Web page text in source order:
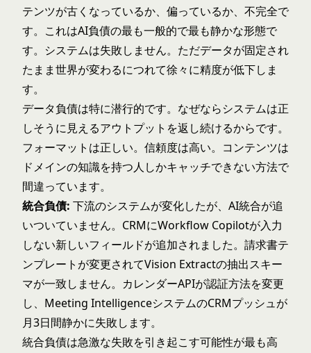
テンツが古くなっているか、偏っているか、不完全で
す。これはAI負債の最も一般的で最も静かな形態で
す。システムは失敗しません。ただデータが固定され
たまま世界が変わるにつれて徐々に精度が低下しま
す。
データ負債は特に潜行的です。なぜならシステムは正
しそうに見えるアウトプットを返し続けるからです。
フォーマットは正しい。信頼度は高い。コンテンツは
ドメインの知識を持つ人しかキャッチできない方法で
間違っています。
統合負債: 下流のシステムが変化したが、AI統合が追
いついていません。CRMにWorkflow Copilotが入力
しない新しいフィールドが追加されました。請求書テ
ンプレートが変更されてVision Extractの抽出スキー
マが一致しません。カレンダーAPIが認証方法を変更
し、Meeting IntelligenceシステムのCRMプッシュが
月3日間静かに失敗します。
統合負債は急激な失敗を引き起こす可能性が最も高